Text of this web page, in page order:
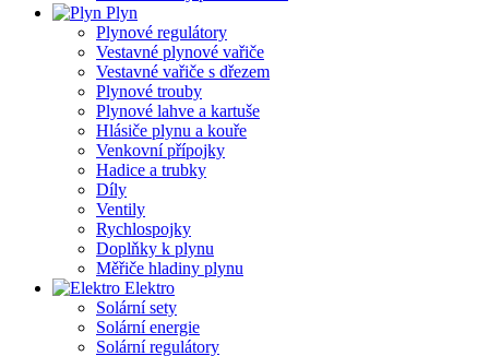
Plyn
Plynové regulátory
Vestavné plynové vařiče
Vestavné vařiče s dřezem
Plynové trouby
Plynové lahve a kartuše
Hlásiče plynu a kouře
Venkovní přípojky
Hadice a trubky
Díly
Ventily
Rychlospojky
Doplňky k plynu
Měřiče hladiny plynu
Elektro
Solární sety
Solární energie
Solární regulátory